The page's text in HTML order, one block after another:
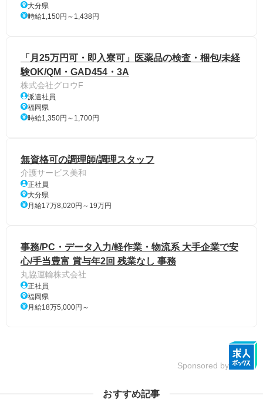
大分県
時給1,150円～1,438円
「月25万円可・即入寮可」医薬品の検査・梱包/未経
験OK/QM・GAD454・3A
株式会社グロウF
派遣社員
福岡県
時給1,350円～1,700円
無資格可の調理師/調理スタッフ
介護サービス美和
正社員
大分県
月給17万8,020円～19万円
事務/PC・データ入力/軽作業・物流系 大手企業で安
心/手当豊富 賞与年2回 残業なし 事務
丸協運輸株式会社
正社員
福岡県
月給18万5,000円～
Sponsored by
おすすめ記事